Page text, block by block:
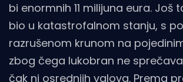
bi enormnih 11 milijuna eura. Još
bio u katastrofalnom stanju, s
razrušenom krunom na
zbog čega lukobran ne
čak ni osrednjih valova. Prema